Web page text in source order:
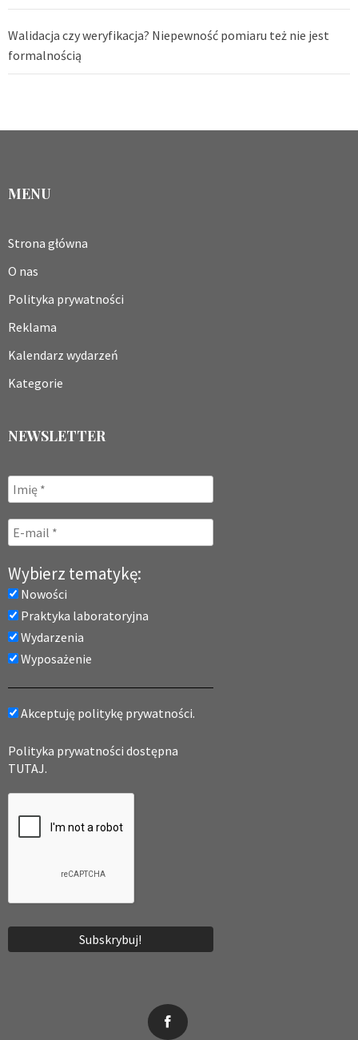
Walidacja czy weryfikacja? Niepewność pomiaru też nie jest
formalnością
MENU
Strona główna
O nas
Polityka prywatności
Reklama
Kalendarz wydarzeń
Kategorie
NEWSLETTER
Wybierz tematykę:
Nowości
Praktyka laboratoryjna
Wydarzenia
Wyposażenie
Akceptuję politykę prywatności.
Polityka prywatności dostępna
TUTAJ.